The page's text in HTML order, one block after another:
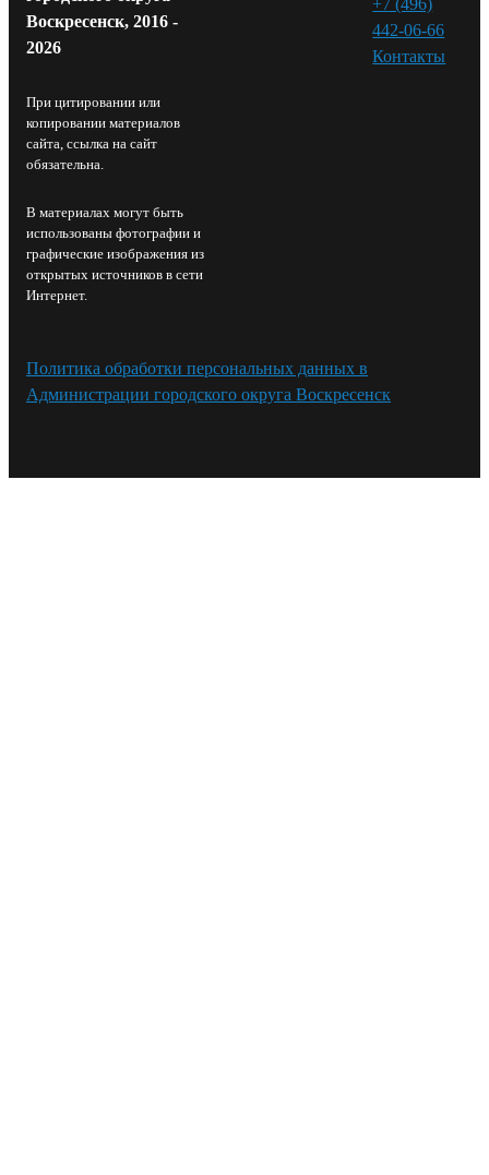
Воскресенск, 2016 -
2026
При цитировании или
копировании материалов
сайта, ссылка на сайт
обязательна.
В материалах могут быть
использованы фотографии и
графические изображения из
открытых источников в сети
Интернет.
442-06-66
Контакты⁠
Политика обработки персональных данных в
Администрации городского округа Воскресенск